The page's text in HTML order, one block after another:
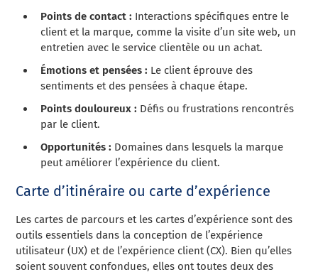
Points de contact : Interactions spécifiques entre le
client et la marque, comme la visite d’un site web, un
entretien avec le service clientèle ou un achat.
Émotions et pensées : Le client éprouve des
sentiments et des pensées à chaque étape.
Points douloureux : Défis ou frustrations rencontrés
par le client.
Opportunités : Domaines dans lesquels la marque
peut améliorer l’expérience du client.
Carte d’itinéraire ou carte d’expérience
Les cartes de parcours et les cartes d’expérience sont des
outils essentiels dans la conception de l’expérience
utilisateur (UX) et de l’expérience client (CX). Bien qu’elles
soient souvent confondues, elles ont toutes deux des